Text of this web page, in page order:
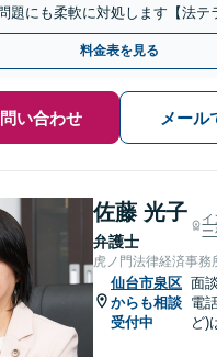
題にも柔軟に対処します【法テ
料金表を見る
い合わせ メール
佐藤 光子
弁護士
イ
ー
虎ノ門法律経済事務
仙台市泉区
からも相談
受付中
面
電
ど)